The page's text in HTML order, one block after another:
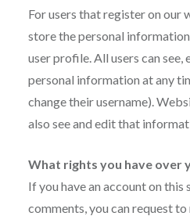
For users that register on our
store the personal
user profile. All users can
personal information at any
change their username).
also see and edit that
What rights you have over
If you have an account on this
comments, you can request